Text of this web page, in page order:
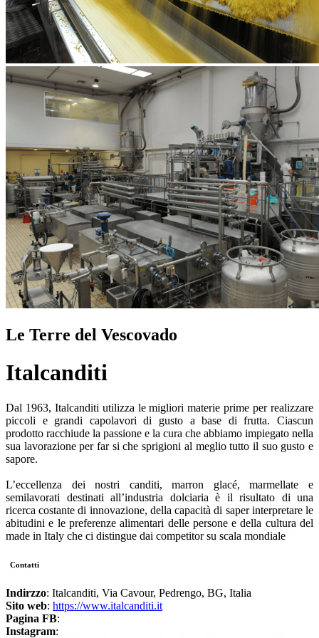
Le Terre del Vescovado
Italcanditi
Dal 1963, Italcanditi utilizza le migliori materie prime per realizzare
piccoli e grandi capolavori di gusto a base di frutta. Ciascun
prodotto racchiude la passione e la cura che abbiamo impiegato nella
sua lavorazione per far si che sprigioni al meglio tutto il suo gusto e
sapore.
L’eccellenza dei nostri canditi, marron glacé, marmellate e
semilavorati destinati all’industria dolciaria è il risultato di una
ricerca costante di innovazione, della capacità di saper interpretare le
abitudini e le preferenze alimentari delle persone e della cultura del
made in Italy che ci distingue dai competitor su scala mondiale
Contatti
Indirzzo: Italcanditi, Via Cavour, Pedrengo, BG, Italia
Sito web: https://www.italcanditi.it
Pagina FB:
Instagram: